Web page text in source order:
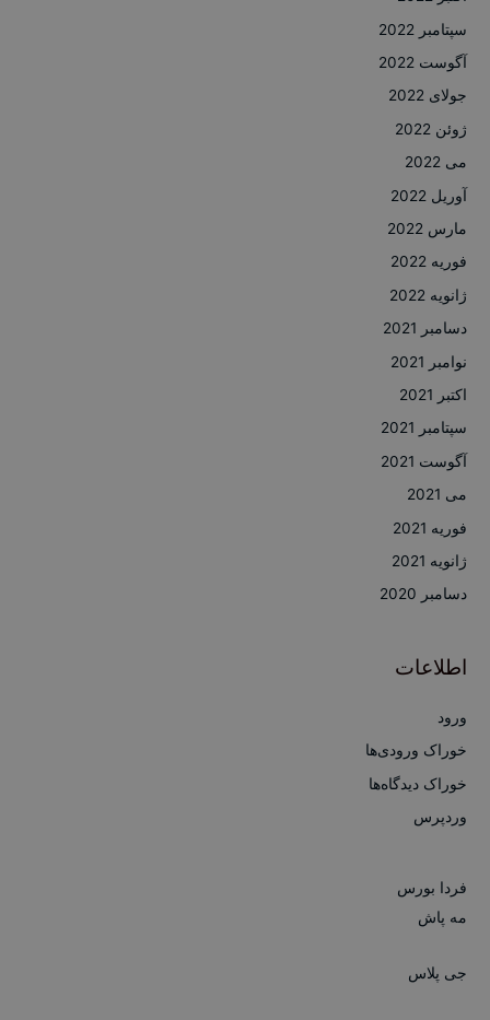
سپتامبر 2022
آگوست 2022
جولای 2022
ژوئن 2022
می 2022
آوریل 2022
مارس 2022
فوریه 2022
ژانویه 2022
دسامبر 2021
نوامبر 2021
اکتبر 2021
سپتامبر 2021
آگوست 2021
می 2021
فوریه 2021
ژانویه 2021
دسامبر 2020
اطلاعات
ورود
خوراک ورودی‌ها
خوراک دیدگاه‌ها
وردپرس
فردا بورس
مه پاش
جی پلاس